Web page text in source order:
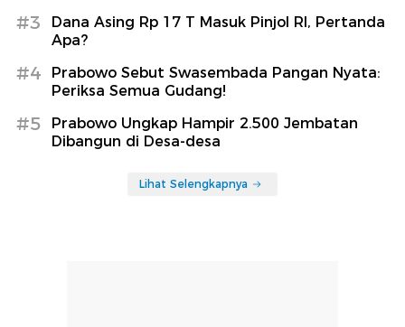
#3
Dana Asing Rp 17 T Masuk Pinjol RI, Pertanda
Apa?
#4
Prabowo Sebut Swasembada Pangan Nyata:
Periksa Semua Gudang!
#5
Prabowo Ungkap Hampir 2.500 Jembatan
Dibangun di Desa-desa
Lihat Selengkapnya